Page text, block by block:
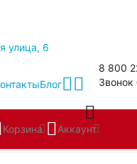
улица, 6
Блог
8 800
Звонок
Корзина Аккаунт